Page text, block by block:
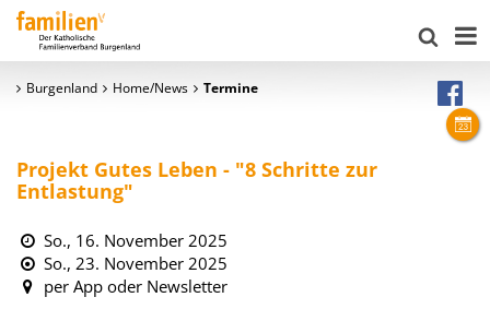
Burgenland Home/News Termine
Projekt Gutes Leben - "8 Schritte zur
Entlastung"
So., 16. November 2025
So., 23. November 2025
per App oder Newsletter